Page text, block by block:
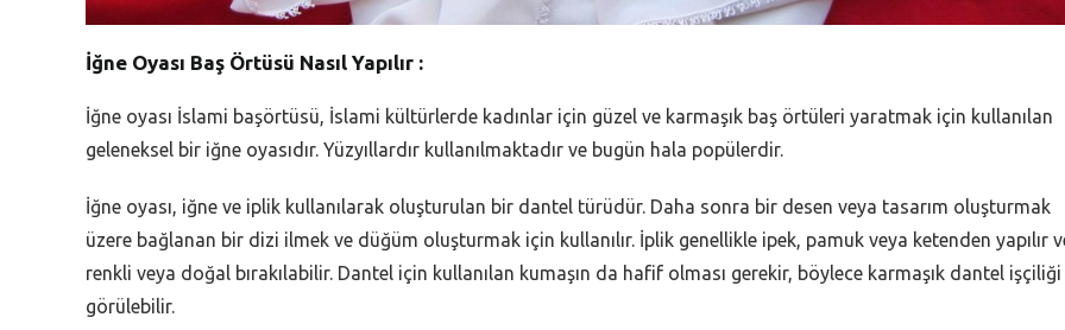
İğne Oyası Baş Örtüsü Nasıl Yapılır :
İğne oyası İslami başörtüsü, İslami kültürlerde kadınlar için güzel ve karmaşık baş örtüleri yaratmak için kullanılan
geleneksel bir iğne oyasıdır. Yüzyıllardır kullanılmaktadır ve bugün hala popülerdir.
İğne oyası, iğne ve iplik kullanılarak oluşturulan bir dantel türüdür. Daha sonra bir desen veya tasarım oluşturmak
üzere bağlanan bir dizi ilmek ve düğüm oluşturmak için kullanılır. İplik genellikle ipek, pamuk veya ketenden yapılır
renkli veya doğal bırakılabilir. Dantel için kullanılan kumaşın da hafif olması gerekir, böylece karmaşık dantel işçiliği
görülebilir.